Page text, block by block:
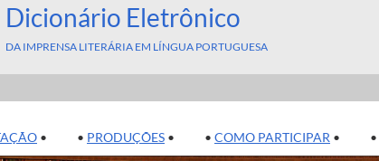
Dicionário Eletrônico
DA IMPRENSA LITERÁRIA EM LÍNGUA PORTUGUESA
• • PRODUÇÕES • • COMO PARTICIPAR • •